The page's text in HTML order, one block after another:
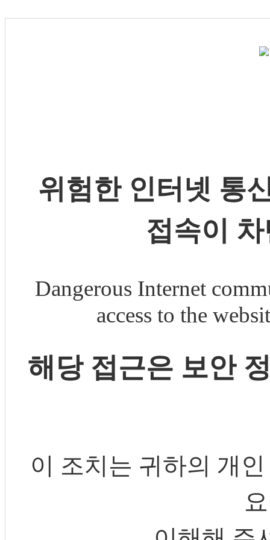
위험한 인터넷 통
접속이
Dangerous Internet
access to the
해당 접근은 보안
이 조치는 귀하의 개